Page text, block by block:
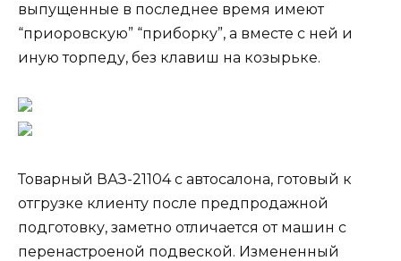
выпущенные в последнее время имеют
“приоровскую” “приборку”, а вместе с ней и
иную торпеду, без клавиш на козырьке.
Товарный ВАЗ-21104 с автосалона, готовый к
отгрузке клиенту после предпродажной
подготовку, заметно отличается от машин с
перенастроеной подвеской. Измененный